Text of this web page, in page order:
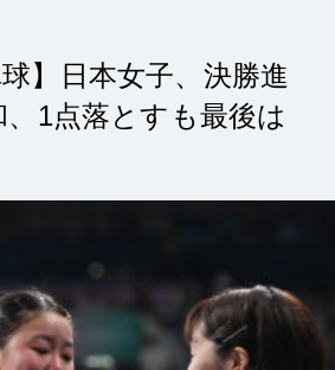
球】日本女子、決勝進
1点落とすも最後は